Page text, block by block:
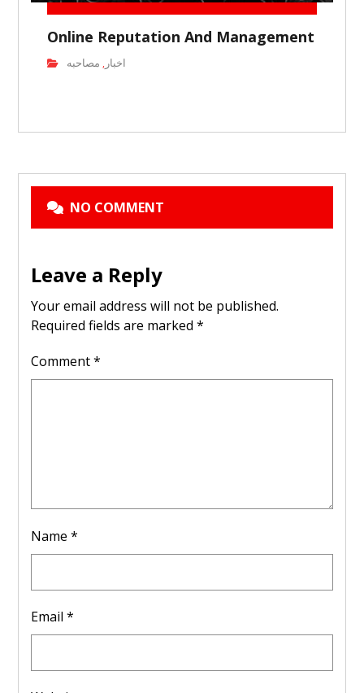
Online Reputation And Management
اخبار , مصاحبه
NO COMMENT
Leave a Reply
Your email address will not be published.
Required fields are marked*
Comment*
Name*
Email*